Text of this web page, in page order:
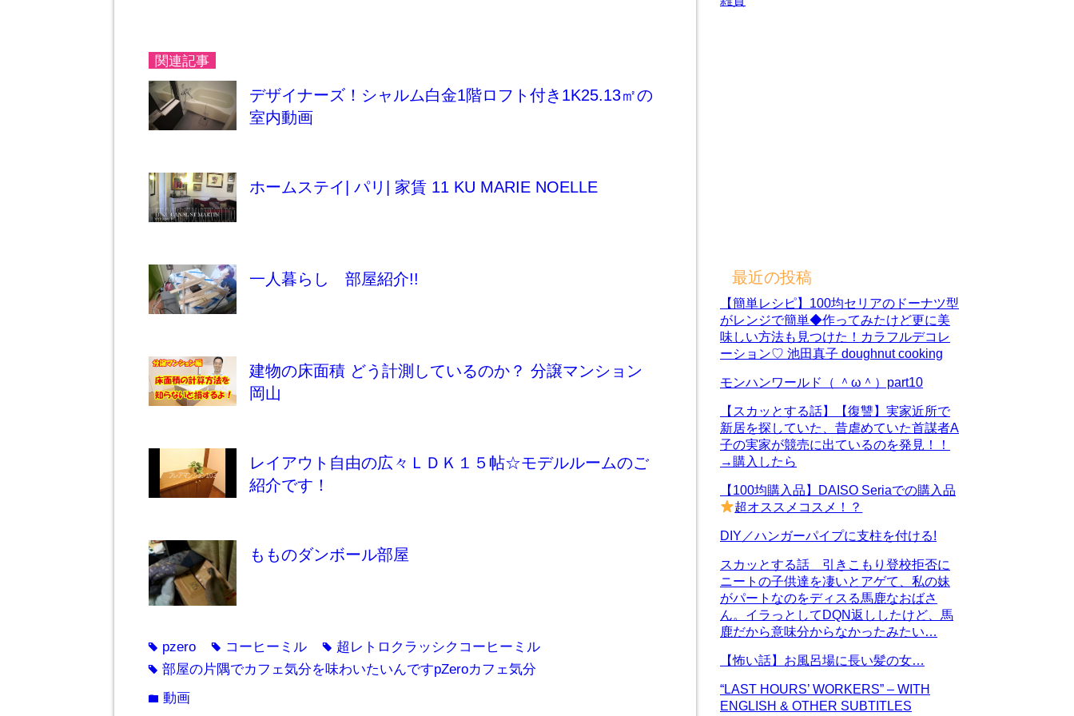
関連記事
デザイナーズ！シャルム白金1階ロフト付き1K25.13㎡の
室内動画
ホームステイ| パリ| 家賃 11 KU MARIE NOELLE
一人暮らし 部屋紹介!!
建物の床面積 どう計測しているのか？ 分譲マンション
岡山
レイアウト自由の広々ＬＤＫ１５帖☆モデルルームのご
紹介です！
もものダンボール部屋
tag pzero tag コーヒーミル tag 超レトロクラッシクコーヒーミル
tag 部屋の片隅でカフェ気分を味わいたいんですpZeroカフェ気分
folder 動画
最近の投稿
【簡単レシピ】100均セリアのドーナツ型
がレンジで簡単◆作ってみたけど更に美
味しい方法も見つけた！カラフルデコレ
ーション♡ 池田真子 doughnut cooking
モンハンワールド（ ＾ω＾）part10
【スカッとする話】【復讐】実家近所で
新居を探していた、昔虐めていた首謀者A
子の実家が競売に出ているのを発見！！
→購入したら
【100均購入品】DAISO Seriaでの購入品
超オススメコスメ！？
DIY／ハンガーパイプに支柱を付ける!
スカッとする話 引きこもり登校拒否に
ニートの子供達を凄いとアゲて、私の妹
がパートなのをディスる馬鹿なおばさ
ん。イラっとしてDQN返ししたけど、馬
鹿だから意味分からなかったみたい…
【怖い話】お風呂場に長い髪の女…
“LAST HOURS’ WORKERS” – WITH
ENGLISH & OTHER SUBTITLES